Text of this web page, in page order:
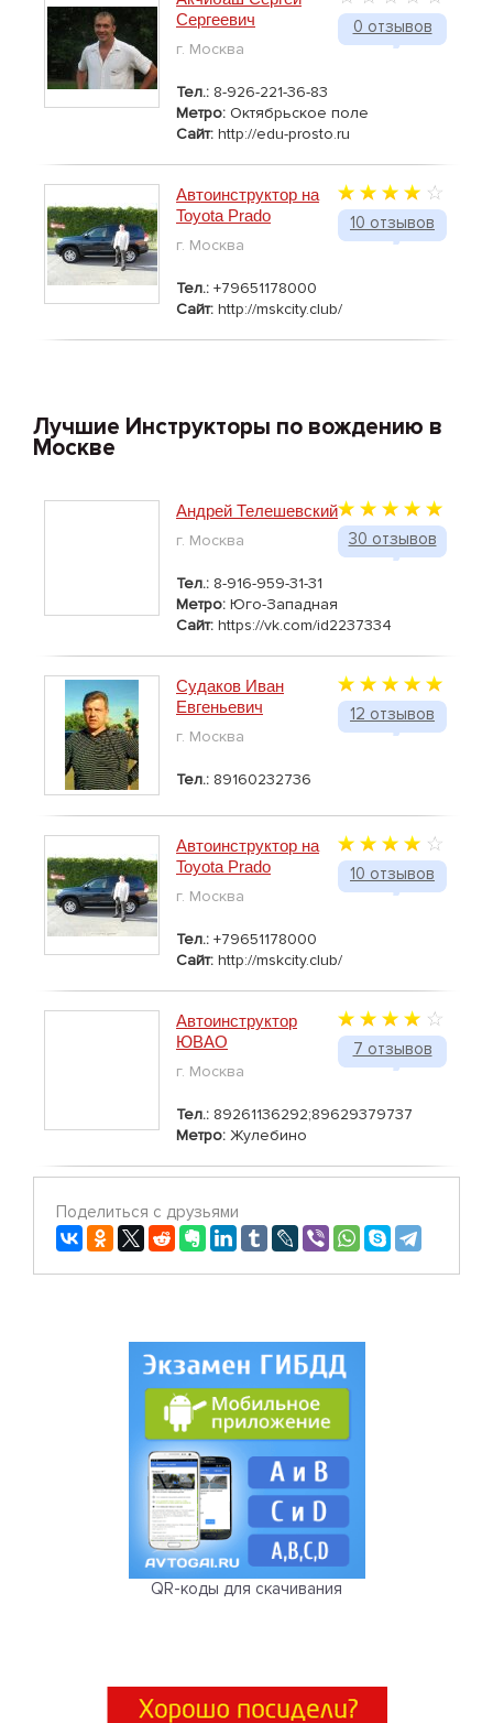
0 отзывов
Сергеевич
г. Москва
Тел.: 8-926-221-36-83
Метро: Октябрьское поле
Сайт: http://edu-prosto.ru
10 отзывов
Автоинструктор на
Toyota Prado
г. Москва
Тел.: +79651178000
Сайт: http://mskcity.club/
Лучшие Инструкторы по вождению в
Москве
30 отзывов
Андрей Телешевский
г. Москва
Тел.: 8-916-959-31-31
Метро: Юго-Западная
Сайт: https://vk.com/id2237334
12 отзывов
Судаков Иван
Евгеньевич
г. Москва
Тел.: 89160232736
10 отзывов
Автоинструктор на
Toyota Prado
г. Москва
Тел.: +79651178000
Сайт: http://mskcity.club/
7 отзывов
Автоинструктор
ЮВАО
г. Москва
Тел.: 89261136292;89629379737
Метро: Жулебино
Поделиться с друзьями
QR-коды для скачивания